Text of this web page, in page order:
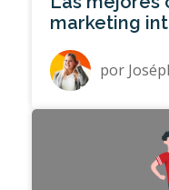
marketing
por